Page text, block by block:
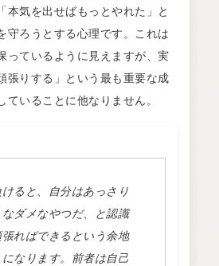
本気を出せばもっとやれた」と
守ろうとする心理です。これは
っているように見えますが、実
張りする」という最も重要な成
ていることに他なりません。
ると、自分はあっさり
ダメなやつだ、と認識
ればできるという余地
なります。前者は自己